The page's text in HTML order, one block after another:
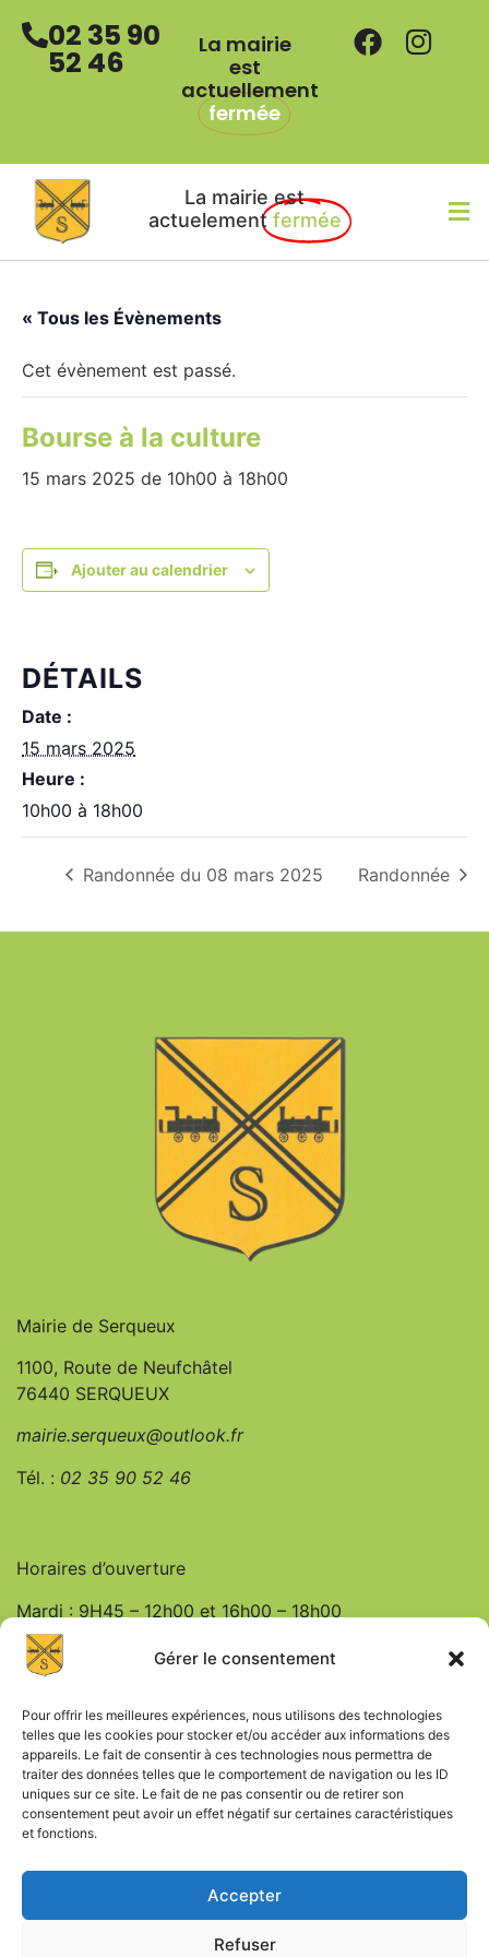
Gérer le consentement
Pour offrir les meilleures expériences, nous utilisons des technologies
telles que les cookies pour stocker et/ou accéder aux informations des
appareils. Le fait de consentir à ces technologies nous permettra de
traiter des données telles que le comportement de navigation ou les ID
uniques sur ce site. Le fait de ne pas consentir ou de retirer son
consentement peut avoir un effet négatif sur certaines caractéristiques
et fonctions.
Accepter
Refuser
02 35 90
52 46
La mairie
est
actuellement
fermée
La mairie est
actuelement fermée
« Tous les Évènements
Cet évènement est passé.
Bourse à la culture
15 mars 2025 de 10h00 à 18h00
Ajouter au calendrier
DÉTAILS
Date :
15 mars 2025
Heure :
10h00 à 18h00
Randonnée du 08 mars 2025 Randonnée
Mairie de Serqueux
1100, Route de Neufchâtel
76440 SERQUEUX
mairie.serqueux@outlook.fr
Tél. : 02 35 90 52 46
Horaires d’ouverture
Mardi : 9H45 – 12h00 et 16h00 – 18h00
Jeudi : 9h45 – 12h00
Mentions Légales
Politique de Confidentialité